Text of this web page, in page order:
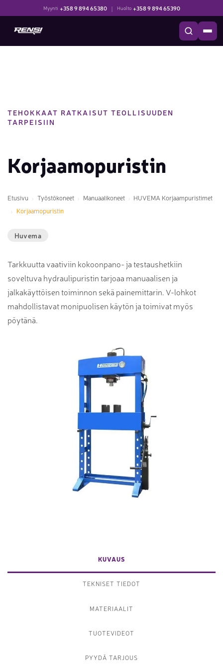
Myynti +358 9 894 65380 | Huolto +358 9 894 65390
TEHOKKAAT RATKAISUT TEOLLISUUDEN
TARPEISIIN
Korjaamopuristin
Etusivu Työstökoneet Manuaalikoneet
HUVEMA Korjaampuristimet
Korjaamopuristin
Huvema
Tarkkuutta vaativiin kokoonpano- ja testaushetkiin
soveltuva hydraulipuristin tarjoaa manuaalisen ja
jalkakäyttöisen toiminnon sekä painemittarin. V-lohkot
mahdollistavat monipuolisen käytön ja toimivat myös
pöytänä.
KUVAUS
TEKNISET TIEDOT
MATERIAALIT
TUOTEVIDEOT
PYYDÄ TARJOUS